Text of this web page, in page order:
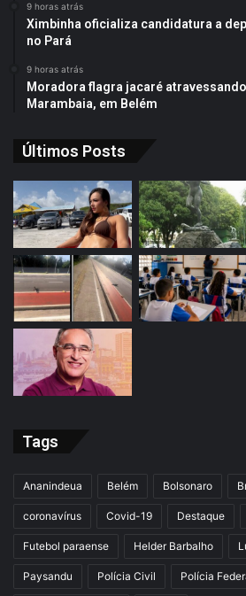
9 horas atrás
Ximbinha oficializa candidatura a
no Pará
9 horas atrás
Moradora flagra jacaré
Marambaia, em Belém
Últimos Posts
Tags
Ananindeua Belém Bolsonaro
coronavírus Covid-19 Destaque
Futebol paraense Helder Barbalho
Paysandu Polícia Civil Polícia